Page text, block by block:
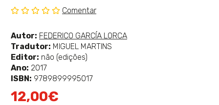
classificação
Comentar
Autor: Ver
mais
sobre
FEDERICO GARCÍA LORCA
Tradutor: MIGUEL MARTINS
Editor: não (edições)
Ano: 2017
ISBN: 9789899995017
12,00€